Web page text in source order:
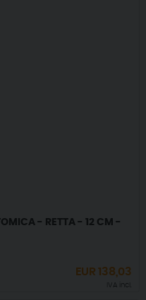
- RETTA - 12 CM -
EUR138,03
IVA incl.